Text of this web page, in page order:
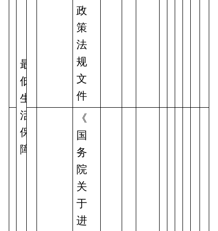
最
低
生
活
保
障
政
策
法
规
文
件
《
国
务
院
关
于
进